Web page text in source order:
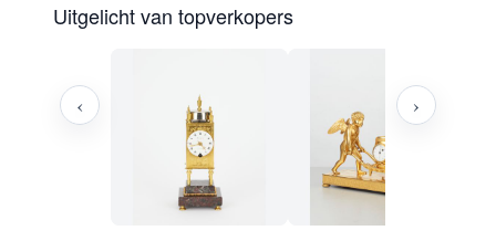
Uitgelicht van topverkopers
‹ ›